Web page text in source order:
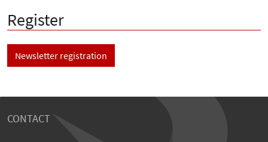
Register
Newsletter registration
CONTACT